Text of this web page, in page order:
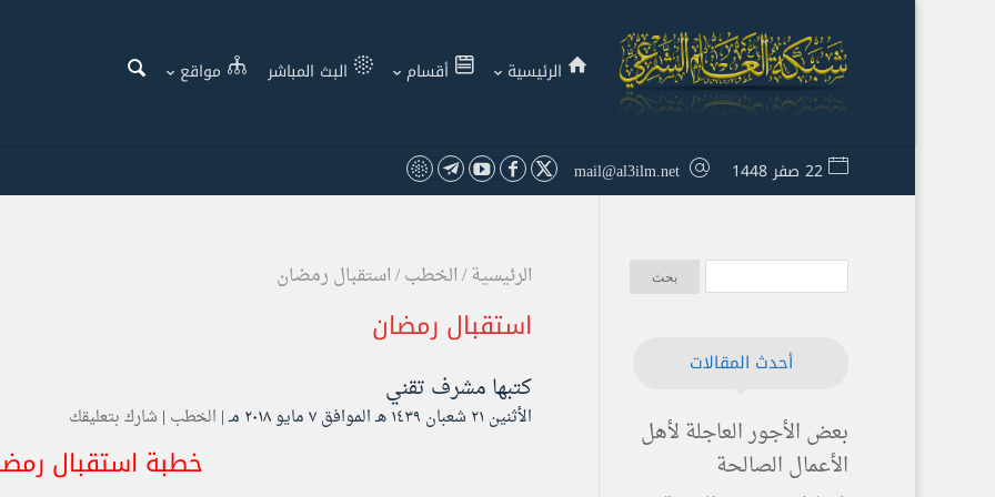
الرئيسية أقسام البث المباشر مواقع
22 صفر 1448 mail@al3ilm.net
الرئيسية/الخطب/استقبال رمضان
استقبال رمضان
كتبها مشرف تقني
الأثنين ۲۱ شعبان ۱٤۳۹ هـ الموافق ۷ مايو ۲۰۱۸ مـ | الخطب | شارك بتعليقك
خطبة استقبال
أحدث المقالات
بعض الأجور العاجلة لأهل
الأعمال الصالحة